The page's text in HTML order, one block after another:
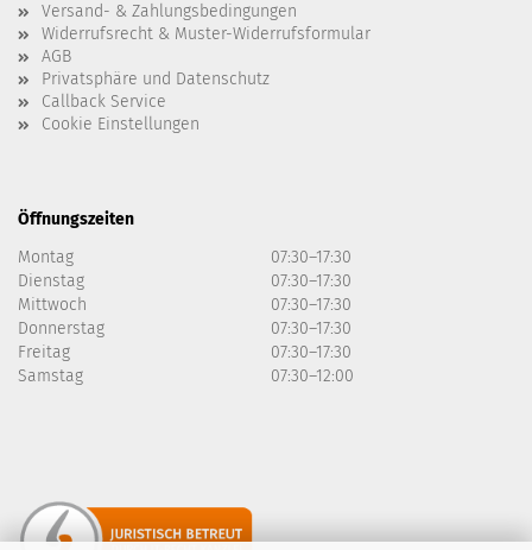
Versand- & Zahlungsbedingungen
Widerrufsrecht & Muster-Widerrufsformular
AGB
Privatsphäre und Datenschutz
Callback Service
Cookie Einstellungen
Öffnungszeiten
Montag
07:30–17:30
Dienstag
07:30–17:30
Mittwoch
07:30–17:30
Donnerstag
07:30–17:30
Freitag
07:30–17:30
Samstag
07:30–12:00